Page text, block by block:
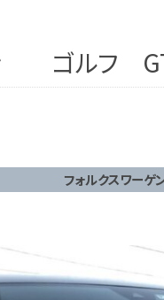
ゴルフ
フォルクスワー